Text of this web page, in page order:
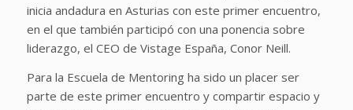
inicia andadura en Asturias con este primer encuentro,
en el que también participó con una ponencia sobre
liderazgo, el CEO de Vistage España, Conor Neill.
Para la Escuela de Mentoring ha sido un placer ser
parte de este primer encuentro y compartir espacio y